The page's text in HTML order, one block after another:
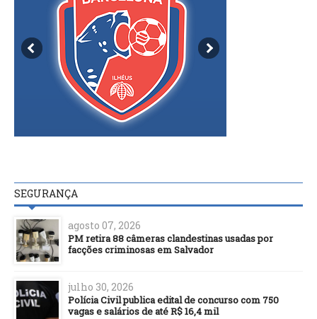
SEGURANÇA
agosto 07, 2026
PM retira 88 câmeras clandestinas usadas por
facções criminosas em Salvador
julho 30, 2026
Polícia Civil publica edital de concurso com 750
vagas e salários de até R$ 16,4 mil